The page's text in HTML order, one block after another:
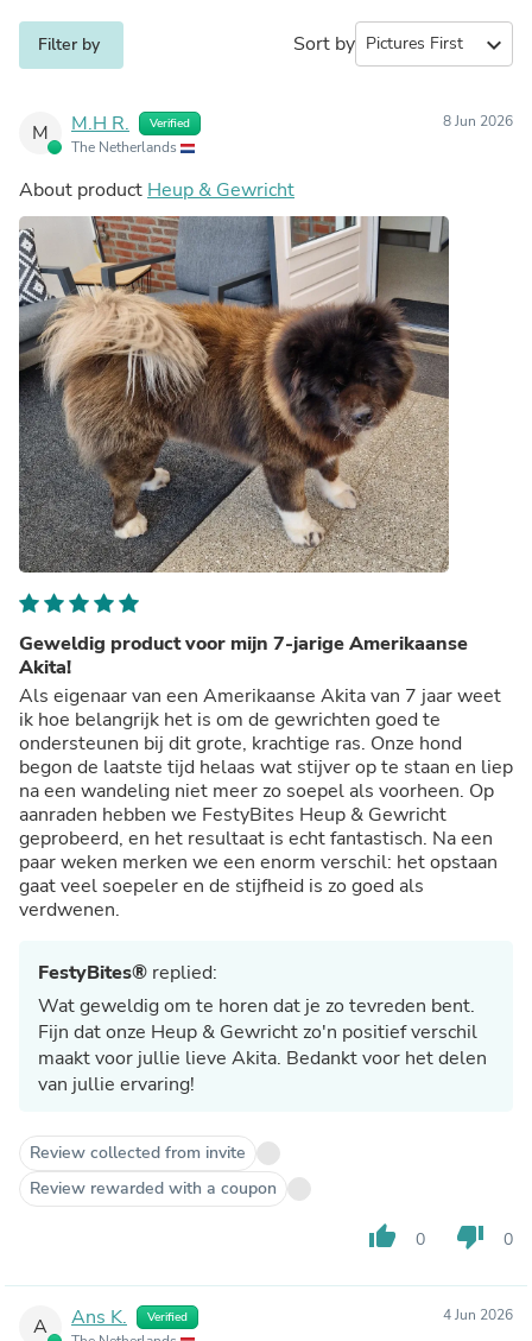
Filter by Sort by expand_more
M M.H R. Verified
The Netherlands
8 Jun 2026
About product Heup & Gewricht
Geweldig product voor mijn 7-jarige Amerikaanse
Akita!
Als eigenaar van een Amerikaanse Akita van 7 jaar weet
ik hoe belangrijk het is om de gewrichten goed te
ondersteunen bij dit grote, krachtige ras. Onze hond
begon de laatste tijd helaas wat stijver op te staan en liep
na een wandeling niet meer zo soepel als voorheen. Op
aanraden hebben we FestyBites Heup & Gewricht
geprobeerd, en het resultaat is echt fantastisch. Na een
paar weken merken we een enorm verschil: het opstaan
gaat veel soepeler en de stijfheid is zo goed als
verdwenen.
FestyBites® replied:
Wat geweldig om te horen dat je zo tevreden bent.
Fijn dat onze Heup & Gewricht zo'n positief verschil
maakt voor jullie lieve Akita. Bedankt voor het delen
van jullie ervaring!
Review collected from invite
Review rewarded with a coupon
thumb_up 0 thumb_down 0
A Ans K. Verified 4 Jun 2026